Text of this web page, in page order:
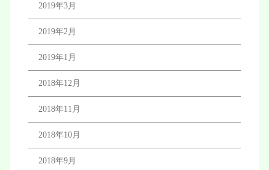
2019年3月
2019年2月
2019年1月
2018年12月
2018年11月
2018年10月
2018年9月